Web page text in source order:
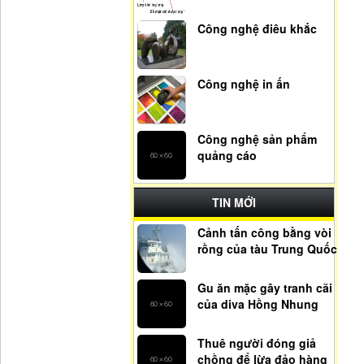
Công nghệ điêu khắc
Công nghệ in ấn
Công nghệ sản phẩm
quảng cáo
TIN MỚI
Cảnh tấn công bằng vòi
rồng của tàu Trung Quốc
Gu ăn mặc gây tranh cãi
của diva Hồng Nhung
Thuê người đóng giả
chồng để lừa đảo hàng